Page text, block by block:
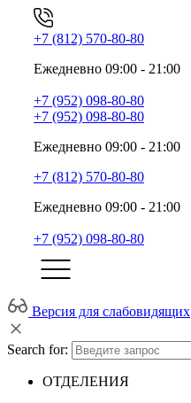
+7 (812) 570-80-80
Ежедневно 09:00 - 21:00
+7 (952) 098-80-80
+7 (952) 098-80-80
Ежедневно 09:00 - 21:00
+7 (812) 570-80-80
Ежедневно 09:00 - 21:00
+7 (952) 098-80-80
Версия для слабовидящих
Search for:
ОТДЕЛЕНИЯ